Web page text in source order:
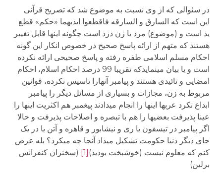
در سئوالی که از وی نسبت به موضوع شد که تصریح قرآنی
این است که السارق و السارقه فاقطعوا ایدیهما «حکم» قطع
ید است و (موضوع) مرد یا زن دزد است چگونه اینها قابل تغییر
هستند که متهم از ارائه پاسخ صحیح در خصوص انکار این گونه
احکام مسلم اسلامی طفره رفته و پاسخ صحیحی ارائه نکرده
است و یا بیان می­نمایدکه تقریبا 99 درصد احکام اسلام، احکام
امضایی و تائیدی هستند و پیامبر آنهارا تاسیس نکرده، قوانین
مربوط به زن، مجازات و بسیاری از مسائل دیگر را پیامبر
ابداع نکرد عربها اینها را انجام می­دادند پیغمبر هم اکثریت اینها را
عینا پذیرفت بعضیها را هم با تبصره و اصلاحات پذیرفت و حالا
اگر پیامبر در تیسفون یا ری و نیشابور و قاهره و آتن یا در یک
جای دیگر دنیا حکومت تشکیل می­داد آنجا چه می­کرد؟ بله عرض
کنم که معلوم نیست (خوشبخت بودید) [1]
(سخنران کنفرانس
برلین)